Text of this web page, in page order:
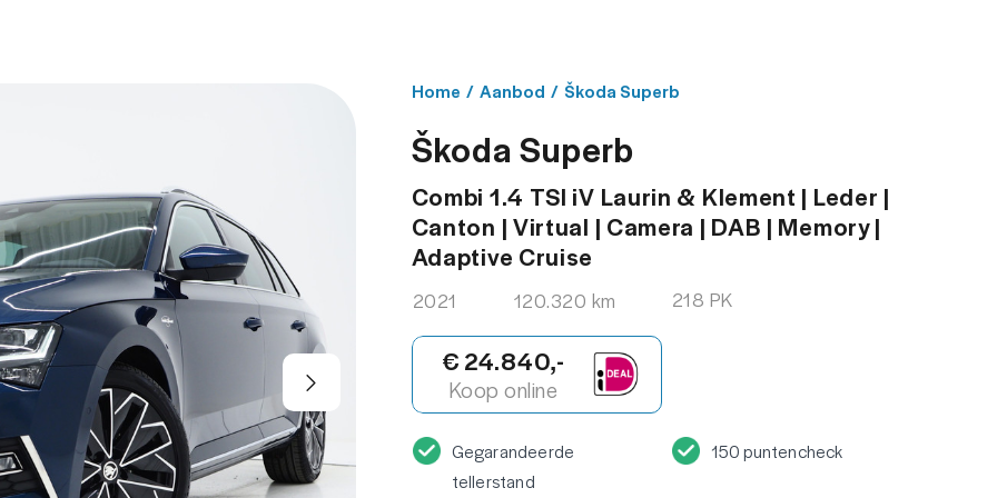
Home / Aanbod / Škoda Superb
Škoda Superb
Combi 1.4 TSI iV Laurin & Klement | Leder |
Canton | Virtual | Camera | DAB | Memory |
Adaptive Cruise
2021 120.320 km 218 PK
€ 24.840,-
Koop online
Gegarandeerde
tellerstand
150 puntencheck